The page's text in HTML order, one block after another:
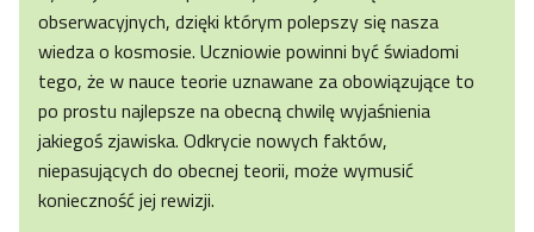
obserwacyjnych, dzięki którym polepszy się nasza
wiedza o kosmosie. Uczniowie powinni być świadomi
tego, że w nauce teorie uznawane za obowiązujące to
po prostu najlepsze na obecną chwilę wyjaśnienia
jakiegoś zjawiska. Odkrycie nowych faktów,
niepasujących do obecnej teorii, może wymusić
konieczność jej rewizji.